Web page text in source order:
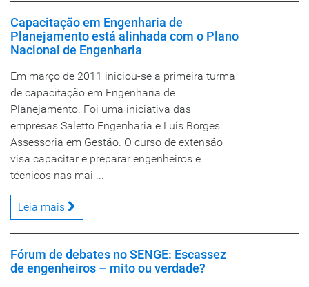
Capacitação em Engenharia de
Planejamento está alinhada com o Plano
Nacional de Engenharia
Em março de 2011 iniciou-se a primeira turma
de capacitação em Engenharia de
Planejamento. Foi uma iniciativa das
empresas Saletto Engenharia e Luis Borges
Assessoria em Gestão. O curso de extensão
visa capacitar e preparar engenheiros e
técnicos nas mai ...
Leia mais
Fórum de debates no SENGE: Escassez
de engenheiros – mito ou verdade?